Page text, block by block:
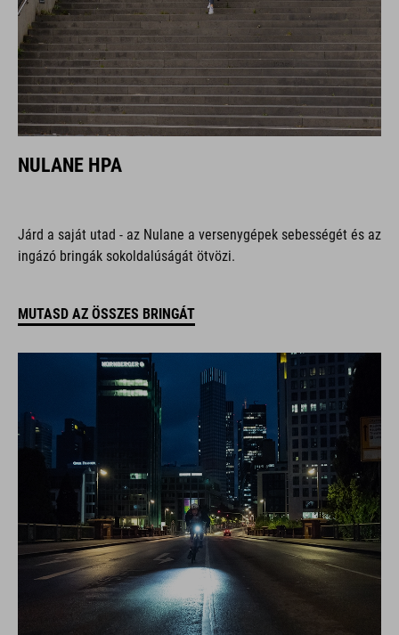
NULANE HPA
Járd a saját utad - az Nulane a versenygépek sebességét és az
ingázó bringák sokoldalúságát ötvözi.
MUTASD AZ ÖSSZES BRINGÁT